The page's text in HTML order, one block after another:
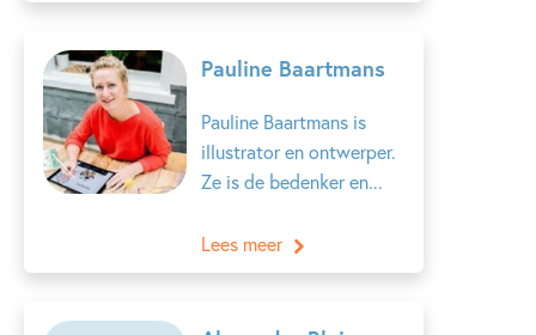
Pauline Baartmans
Pauline Baartmans is
illustrator en ontwerper.
Ze is de bedenker en...
Lees meer